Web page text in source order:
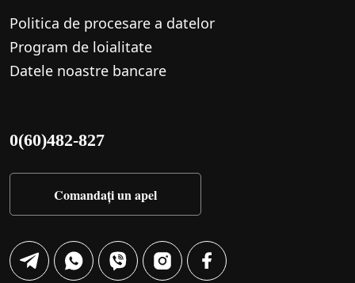
Politica de procesare a datelor
Program de loialitate
Datele noastre bancare
0(60)482-827
Comandați un apel